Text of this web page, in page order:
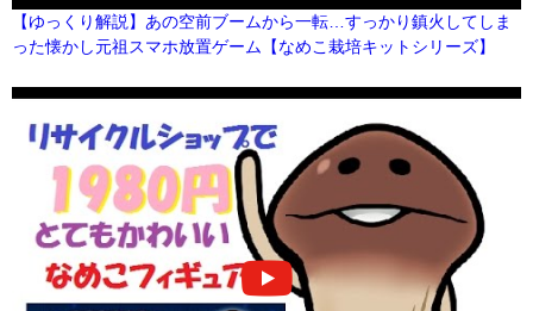
【ゆっくり解説】あの空前ブームから一転…すっかり鎮火してしま
った懐かし元祖スマホ放置ゲーム【なめこ栽培キットシリーズ】